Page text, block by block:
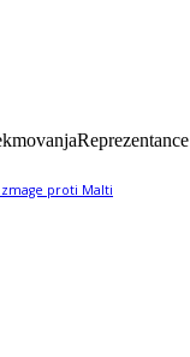
Reprezentance
proti Malti